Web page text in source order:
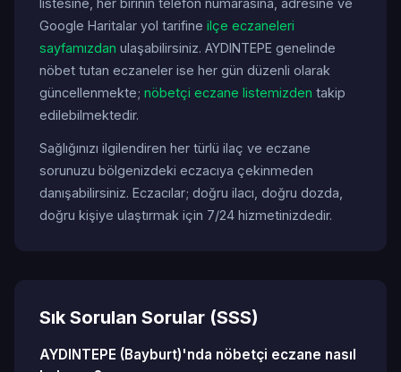
listesine, her birinin telefon numarasına, adresine ve
Google Haritalar yol tarifine ilçe eczaneleri
sayfamızdan ulaşabilirsiniz. AYDINTEPE genelinde
nöbet tutan eczaneler ise her gün düzenli olarak
güncellenmekte; nöbetçi eczane listemizden takip
edilebilmektedir.
Sağlığınızı ilgilendiren her türlü ilaç ve eczane
sorunuzu bölgenizdeki eczacıya çekinmeden
danışabilirsiniz. Eczacılar; doğru ilacı, doğru dozda,
doğru kişiye ulaştırmak için 7/24 hizmetinizdedir.
Sık Sorulan Sorular (SSS)
AYDINTEPE (Bayburt)'nda nöbetçi eczane nasıl